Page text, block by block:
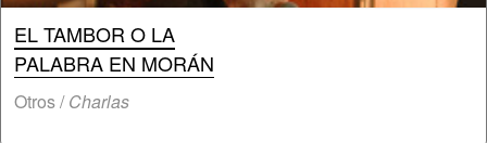
EL TAMBOR O LA
PALABRA EN MORÁN
Otros /Charlas